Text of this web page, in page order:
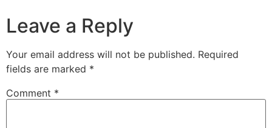
Leave a Reply
Your email address will not be published. Required
fields are marked *
Comment *